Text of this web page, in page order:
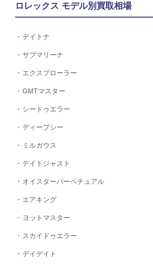
ロレックス モデル別買取相場
デイトナ
サブマリーナ
エクスプローラー
GMTマスター
シードゥエラー
ディープシー
ミルガウス
デイトジャスト
オイスターパーペチュアル
エアキング
ヨットマスター
スカイドゥエラー
デイデイト